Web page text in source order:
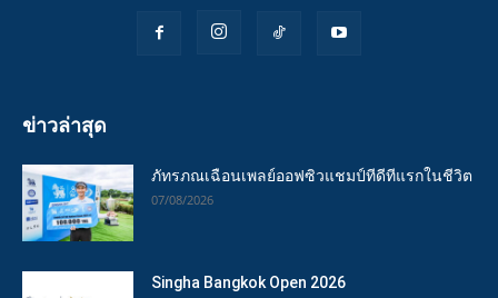
ข่าวล่าสุด
ภัทรภณเฉือนเพลย์ออฟซิวแชมป์ทีดีทีแรกในชีวิต
07/08/2026
Singha Bangkok Open 2026